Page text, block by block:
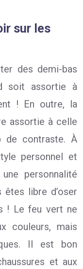
sur les
des demi-bas
soit assortie à
! En outre, la
assortie à celle
de contraste. À
personnel et
personnalité
êtes libre d’oser
! Le feu vert ne
couleurs, mais
Il est bon
et aux